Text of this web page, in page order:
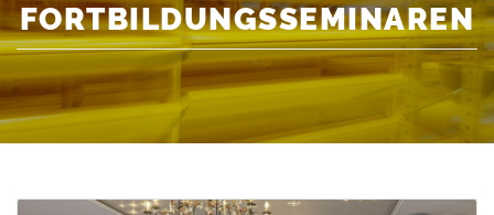
FORTBILDUNGSSEMINAREN